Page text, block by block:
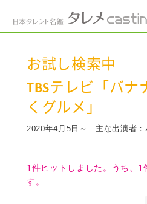
お試し検索中
TBSテレビ「バナ
くグルメ」
2020年4月5日～ 主な出演者：
1件ヒットしました。うち、1
す。